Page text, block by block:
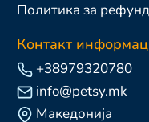
Политика за
Контакт
+38979320780
info@petsy.mk
Македонија